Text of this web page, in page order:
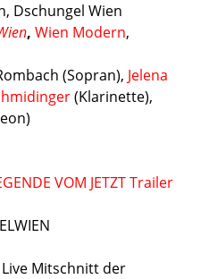
Dschungel Wien
, Wien Modern,
(Sopran), Jelena
(Klarinette),
VOM JETZT Trailer
Live Mitschnitt der